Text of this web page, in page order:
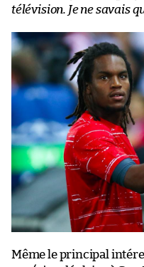
télévision. Je ne savais
Même le principal